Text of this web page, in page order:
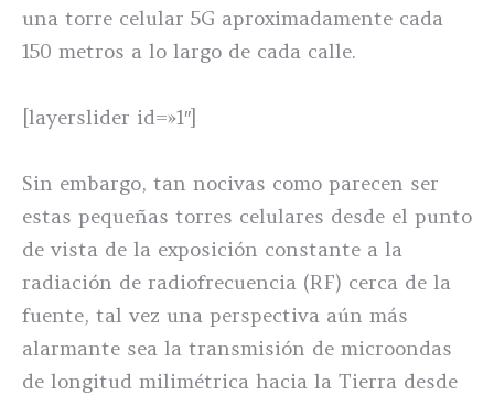
una torre celular 5G aproximadamente cada
150 metros a lo largo de cada calle.
[layerslider id=»1″]
Sin embargo, tan nocivas como parecen ser
estas pequeñas torres celulares desde el punto
de vista de la exposición constante a la
radiación de radiofrecuencia (RF) cerca de la
fuente, tal vez una perspectiva aún más
alarmante sea la transmisión de microondas
de longitud milimétrica hacia la Tierra desde